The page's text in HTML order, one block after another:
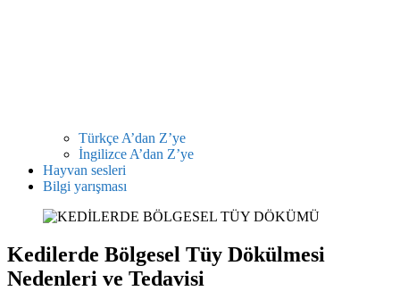
Türkçe A’dan Z’ye
İngilizce A’dan Z’ye
Hayvan sesleri
Bilgi yarışması
Kedilerde Bölgesel Tüy Dökülmesi
Nedenleri ve Tedavisi